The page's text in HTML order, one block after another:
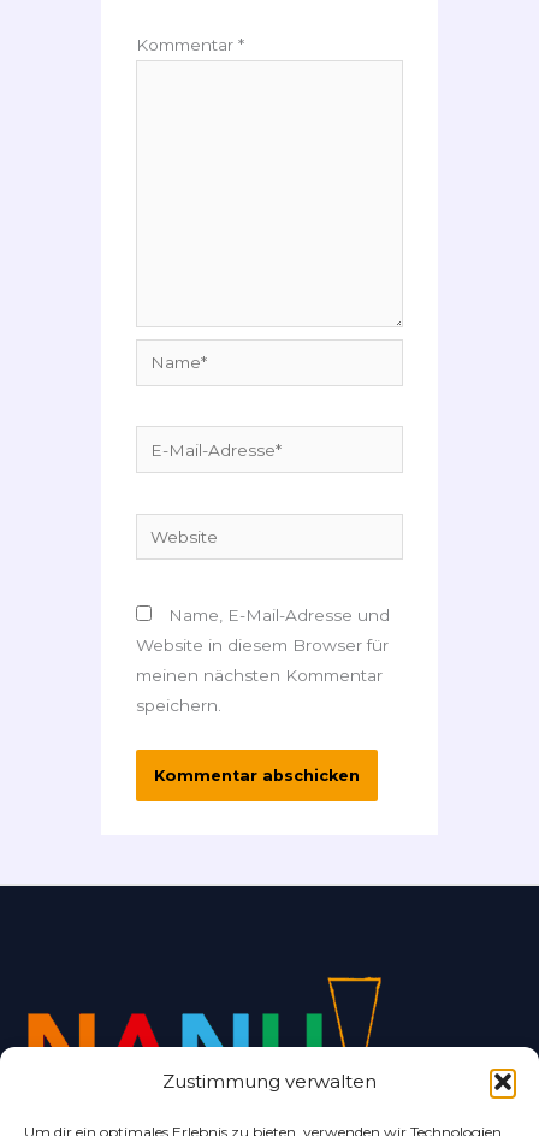
Zustimmung verwalten
Um dir ein optimales Erlebnis zu bieten, verwenden wir Technologien
Kommentar*
Mail-
Website
Name, E-Mail-Adresse und
Website in diesem Browser für
meinen nächsten Kommentar
speichern.